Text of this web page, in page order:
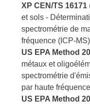
XP CEN/TS 16171
et sols -
spectrométrie de
fréquence (ICP-MS)
US EPA Method
métaux et
spectrométrie
par haute fréquence
US EPA Method